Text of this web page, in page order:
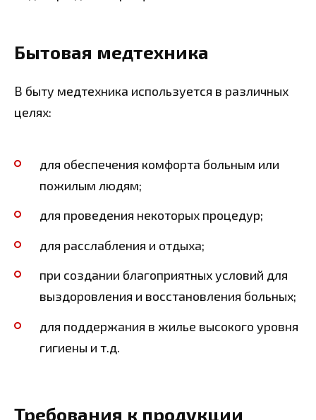
Бытовая медтехника
В быту медтехника используется в различных
целях:
для обеспечения комфорта больным или
пожилым людям;
для проведения некоторых процедур;
для расслабления и отдыха;
при создании благоприятных условий для
выздоровления и восстановления больных;
для поддержания в жилье высокого уровня
гигиены и т.д.
Требования к продукции